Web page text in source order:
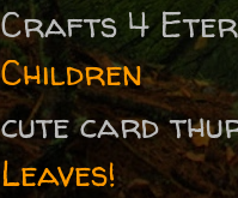
Crafts 4
Children
cute card
Leaves!